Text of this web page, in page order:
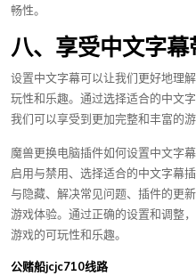
畅性。
八、享受中文字
设置中文字幕可以让我们更好地理
玩性和乐趣。通过选择适合的中文
我们可以享受到更加完整和丰富的游
魔兽更换电脑插件如何设置中文字
启用与禁用、选择适合的中文字幕
与隐藏、解决常见问题、插件的更
游戏体验。通过正确的设置和调整
游戏的可玩性和乐趣。
公赌船jcjc710线路